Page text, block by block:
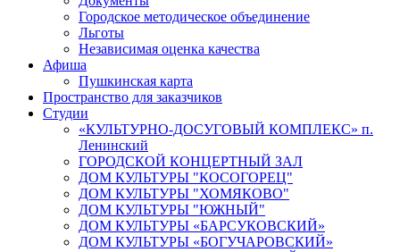
Городское методическое объединение
Льготы
Независимая оценка качества
Афиша
Пушкинская карта
Пространство для заказчиков
Студии
«КУЛЬТУРНО-ДОСУГОВЫЙ КОМПЛЕКС» п.
Ленинский
ГОРОДСКОЙ КОНЦЕРТНЫЙ ЗАЛ
ДОМ КУЛЬТУРЫ "КОСОГОРЕЦ"
ДОМ КУЛЬТУРЫ "ХОМЯКОВО"
ДОМ КУЛЬТУРЫ "ЮЖНЫЙ"
ДОМ КУЛЬТУРЫ «БАРСУКОВСКИЙ»
ДОМ КУЛЬТУРЫ «БОГУЧАРОВСКИЙ»